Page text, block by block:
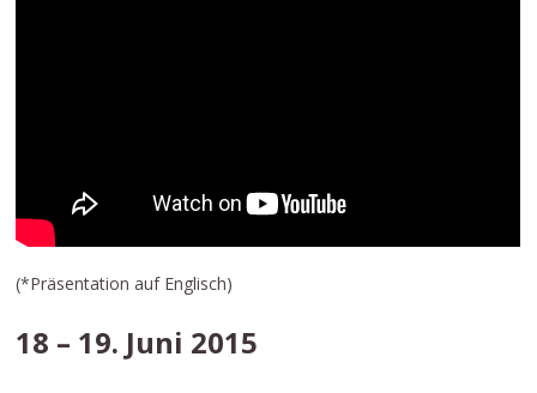
(*Präsentation auf Englisch)
18 – 19. Juni 2015